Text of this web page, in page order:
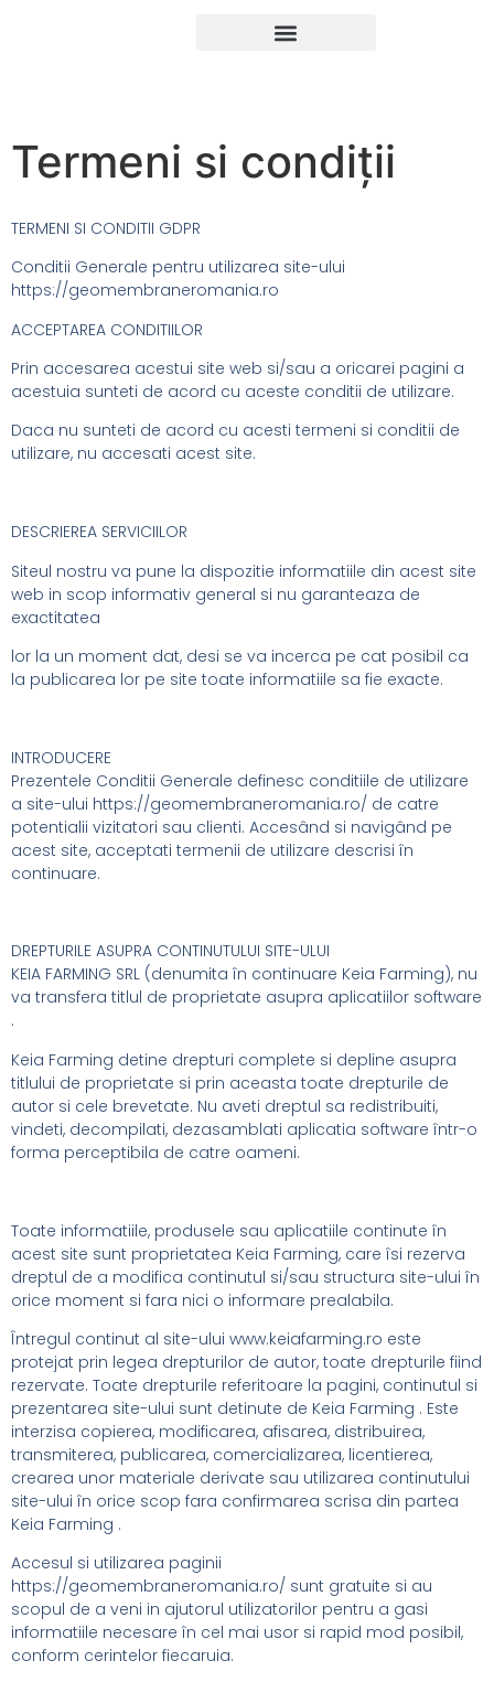
Termeni si condiții
TERMENI SI CONDITII GDPR
Conditii Generale pentru utilizarea site-ului
https://geomembraneromania.ro
ACCEPTAREA CONDITIILOR
Prin accesarea acestui site web si/sau a oricarei pagini a
acestuia sunteti de acord cu aceste conditii de utilizare.
Daca nu sunteti de acord cu acesti termeni si conditii de
utilizare, nu accesati acest site.
DESCRIEREA SERVICIILOR
Siteul nostru va pune la dispozitie informatiile din acest site
web in scop informativ general si nu garanteaza de
exactitatea
lor la un moment dat, desi se va incerca pe cat posibil ca
la publicarea lor pe site toate informatiile sa fie exacte.
INTRODUCERE
Prezentele Conditii Generale definesc conditiile de utilizare
a site-ului https://geomembraneromania.ro/ de catre
potentialii vizitatori sau clienti. Accesând si navigând pe
acest site, acceptati termenii de utilizare descrisi în
continuare.
DREPTURILE ASUPRA CONTINUTULUI SITE-ULUI
KEIA FARMING SRL (denumita în continuare Keia Farming), nu
va transfera titlul de proprietate asupra aplicatiilor software
.
Keia Farming detine drepturi complete si depline asupra
titlului de proprietate si prin aceasta toate drepturile de
autor si cele brevetate. Nu aveti dreptul sa redistribuiti,
vindeti, decompilati, dezasamblati aplicatia software într-o
forma perceptibila de catre oameni.
Toate informatiile, produsele sau aplicatiile continute în
acest site sunt proprietatea Keia Farming, care îsi rezerva
dreptul de a modifica continutul si/sau structura site-ului în
orice moment si fara nici o informare prealabila.
Întregul continut al site-ului www.keiafarming.ro este
protejat prin legea drepturilor de autor, toate drepturile fiind
rezervate. Toate drepturile referitoare la pagini, continutul si
prezentarea site-ului sunt detinute de Keia Farming . Este
interzisa copierea, modificarea, afisarea, distribuirea,
transmiterea, publicarea, comercializarea, licentierea,
crearea unor materiale derivate sau utilizarea continutului
site-ului în orice scop fara confirmarea scrisa din partea
Keia Farming .
Accesul si utilizarea paginii
https://geomembraneromania.ro/ sunt gratuite si au
scopul de a veni in ajutorul utilizatorilor pentru a gasi
informatiile necesare în cel mai usor si rapid mod posibil,
conform cerintelor fiecaruia.